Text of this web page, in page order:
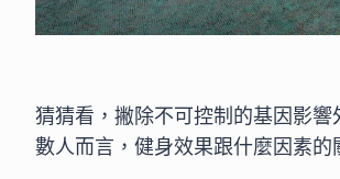
猜猜看，撇除不可控制的基因影響
數人而言，健身效果跟什麼因素的